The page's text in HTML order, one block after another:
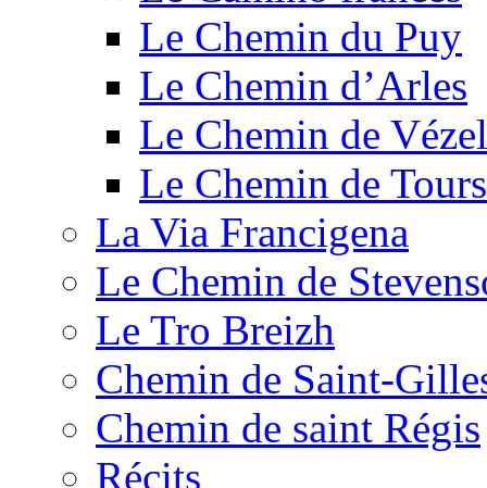
Le Chemin du Puy
Le Chemin d’Arles
Le Chemin de
Le Chemin de Tours
La Via Francigena
Le Chemin de
Le Tro Breizh
Chemin de Saint-
Chemin de saint Régis
Récits